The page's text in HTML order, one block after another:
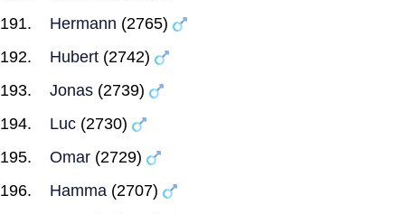
Hermann (2765)
Hubert (2742)
Jonas (2739)
Luc (2730)
Omar (2729)
Hamma (2707)